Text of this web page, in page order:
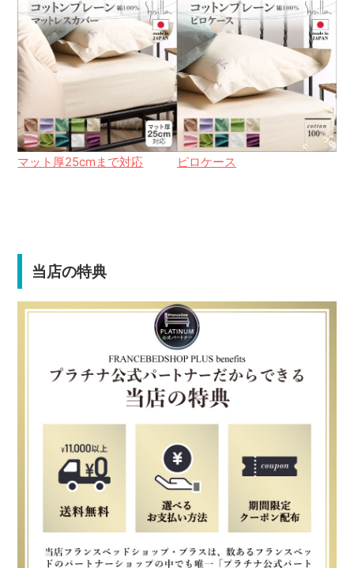
マット厚25cmまで対応 ピロケース
当店の特典